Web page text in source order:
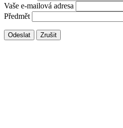
Vaše e-mailová adresa
Předmět
Odeslat Zrušit